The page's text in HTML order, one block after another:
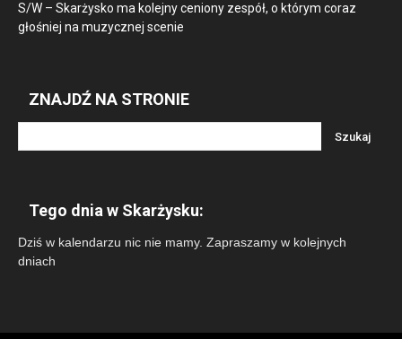
S/W – Skarżysko ma kolejny ceniony zespół, o którym coraz
głośniej na muzycznej scenie
ZNAJDŹ NA STRONIE
Tego dnia w Skarżysku:
Dziś w kalendarzu nic nie mamy. Zapraszamy w kolejnych
dniach